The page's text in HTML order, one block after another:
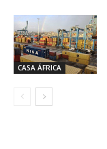
CASA ÁFRICA